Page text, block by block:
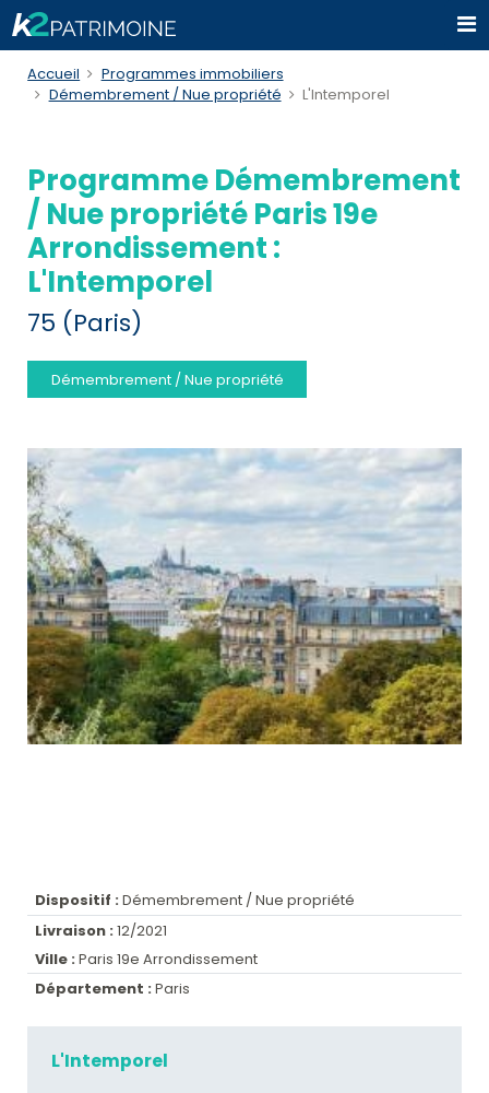
Accueil
Programmes immobiliers
Démembrement / Nue propriété
L'Intemporel
Programme Démembrement
/ Nue propriété Paris 19e
Arrondissement :
L'Intemporel
75 (Paris)
Démembrement / Nue propriété
Dispositif : Démembrement / Nue propriété
Livraison : 12/2021
Ville : Paris 19e Arrondissement
Département : Paris
L'Intemporel